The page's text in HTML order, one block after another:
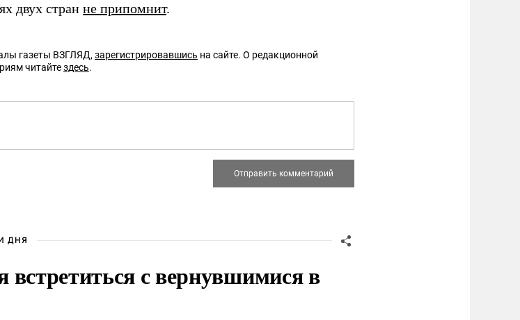
двух стран не припомнит.
газеты ВЗГЛЯД,зарегистрировавшись на сайте. О редакционной
читайтездесь.
ДНЯ
встретиться с вернувшимися в